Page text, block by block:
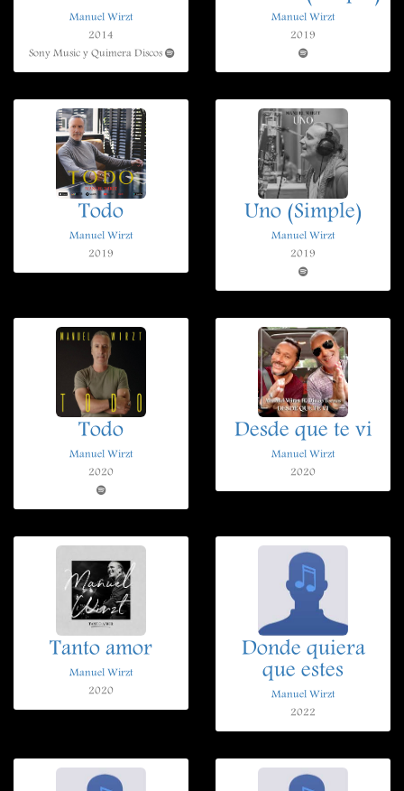
Manuel Wirzt
2014
Sony Music y Quimera Discos
Manuel Wirzt
2019
Todo
Manuel Wirzt
2019
Uno (Simple)
Manuel Wirzt
2019
Todo
Manuel Wirzt
2020
Desde que te vi
Manuel Wirzt
2020
Tanto amor
Manuel Wirzt
2020
Donde quiera
que estes
Manuel Wirzt
2022